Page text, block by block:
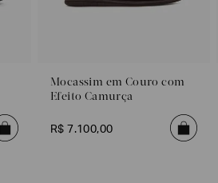
Mocassim em Couro com
Efeito Camurça
R$ 7 .100,00